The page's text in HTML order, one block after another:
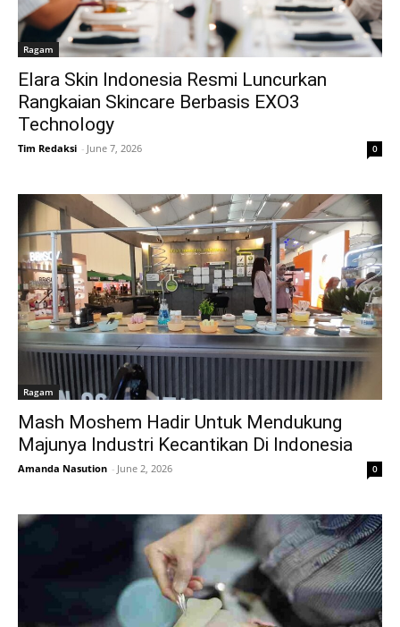
Ragam
Elara Skin Indonesia Resmi Luncurkan
Rangkaian Skincare Berbasis EXO3
Technology
Tim Redaksi - June 7, 2026 0
Ragam
Mash Moshem Hadir Untuk Mendukung
Majunya Industri Kecantikan Di Indonesia
Amanda Nasution - June 2, 2026 0